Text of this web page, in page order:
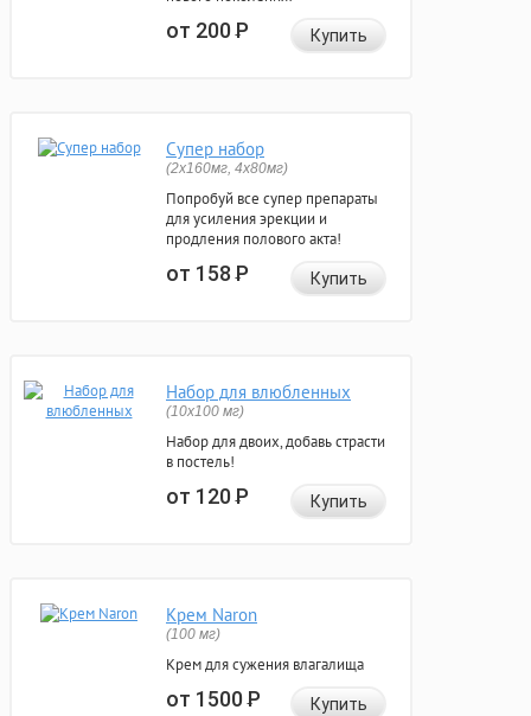
от 200Р Купить
Супер набор
(2х160мг, 4х80мг)
Попробуй все супер препараты
для усиления эрекции и
продления полового акта!
от 158Р Купить
Набор для влюбленных
(10х100 мг)
Набор для двоих, добавь страсти
в постель!
от 120Р Купить
Крем Naron
(100 мг)
Крем для сужения влагалища
от 1500Р Купить